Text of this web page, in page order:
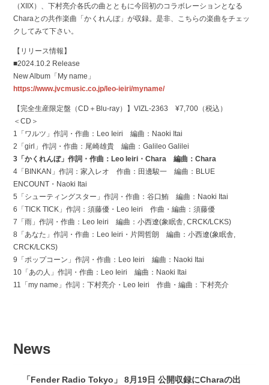
（XIIX）、下村亮介各氏の曲とともに今回初のコラボレーションとなる
Charaとの共作楽曲「かくれんぼ」が収録。是非、こちらの楽曲をチェッ
クしてみて下さい。
【リリース情報】
■2024.10.2 Release
New Album「My name」
https://www.jvcmusic.co.jp/leo-ieiri/myname/
【完全生産限定盤（CD＋Blu-ray）】VIZL-2363 ¥7,700（税込）
＜CD＞
1「ワルツ」作詞・作曲：Leo Ieiri 編曲：Naoki Itai
2「girl」作詞・作曲：尾崎雄貴 編曲：Galileo Galilei
3「かくれんぼ」作詞・作曲：Leo Ieiri・Chara 編曲：Chara
4「BINKAN」作詞：家入レオ 作曲：田邊駿一 編曲：BLUE
ENCOUNT・Naoki Itai
5「シューティングスター」作詞・作曲：谷口鮪 編曲：Naoki Itai
6「TICK TICK」作詞：須藤優・Leo Ieiri 作曲・編曲：須藤優
7「雨」作詞・作曲：Leo Ieiri 編曲：小西遼(象眠舎, CRCK/LCKS)
8「あなた」作詞・作曲：Leo Ieiri・片岡哲朗 編曲：小西遼(象眠舎,
CRCK/LCKS)
9「ポップコーン」作詞・作曲：Leo Ieiri 編曲：Naoki Itai
10「あの人」作詞・作曲：Leo Ieiri 編曲：Naoki Itai
11「my name」作詞：下村亮介・Leo Ieiri 作曲・編曲：下村亮介
News
「Fender Radio Tokyo」 8月19日 公開収録にCharaの出